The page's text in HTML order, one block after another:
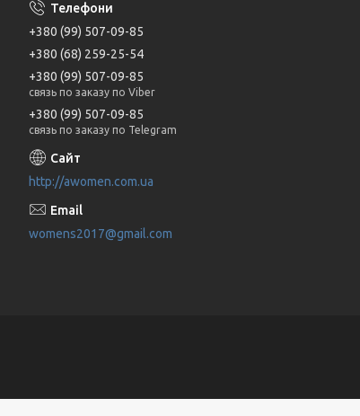
+380 (99) 507-09-85
+380 (68) 259-25-54
+380 (99) 507-09-85
связь по заказу по Viber
+380 (99) 507-09-85
связь по заказу по Telegram
http://awomen.com.ua
womens2017@gmail.com